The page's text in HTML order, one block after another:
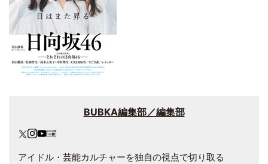
BUBKA編集部／編集部
アイドル・芸能カルチャーを独自の視点で切り取る